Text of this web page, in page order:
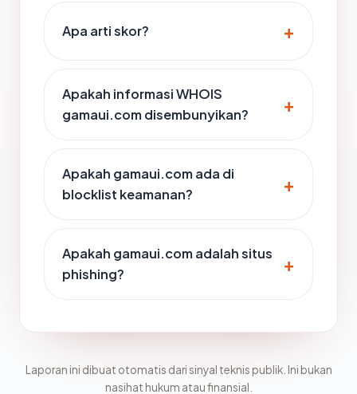
Apa arti skor?
Apakah informasi WHOIS
gamaui.com disembunyikan?
Apakah gamaui.com ada di
blocklist keamanan?
Apakah gamaui.com adalah situs
phishing?
Laporan ini dibuat otomatis dari sinyal teknis publik. Ini bukan
nasihat hukum atau finansial.